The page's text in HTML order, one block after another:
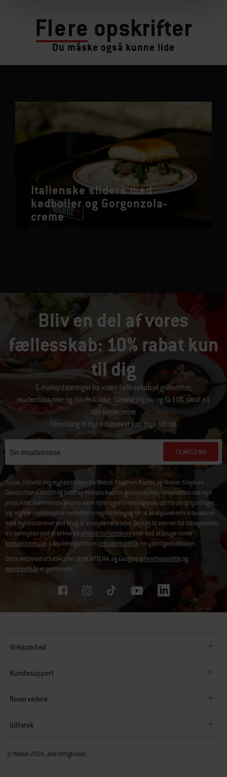
Flere opskrifter
Du måske også kunne lide
Italienske sliders med
kødboller og Gorgonzola-
creme
Bliv en del af vores
fællesskab: 10% rabat kun
til dig
E-mailopdateringer fra vores fællesskab af grillmestre,
madentusiaster og friluftskokke. Tilmeld dig nu og få 10% rabat på
din første ordre
Tilmelding til nyhedsbrevet kan tage lidt tid.
Din emailadresse TILMELD NU
Ja tak, tilmeld mig nyhedsbreve fra Weber-Stephen Nordic og Weber-Stephen
Deutschland GmbH og modtag Webers bedste grillopskrifter, information om nye
produkter, kommende events samt forbrugerundersøgelser ud fra de oplysninger,
jeg afgiver i forbindelse med denne registrering og for at analysere min interaktion
med nyhedsbrevet ved brug af analyseværktøjer. Du kan til enhver tid tilbagekalde
dit samtykke ved at klikke på afmeld nyhedsbreveller ved at bruge vores
kontaktformular. Læs venligst voresprivatlivspolitikfor yderligere detaljer.
Dette websted er beskyttet af reCAPTCHA, og Googlesprivatlivspolitikog
servicevilkårer gældende.
Virksomhed
Kundesupport
Reservedele
Udforsk
© Weber 2026. Alle rettigheder.